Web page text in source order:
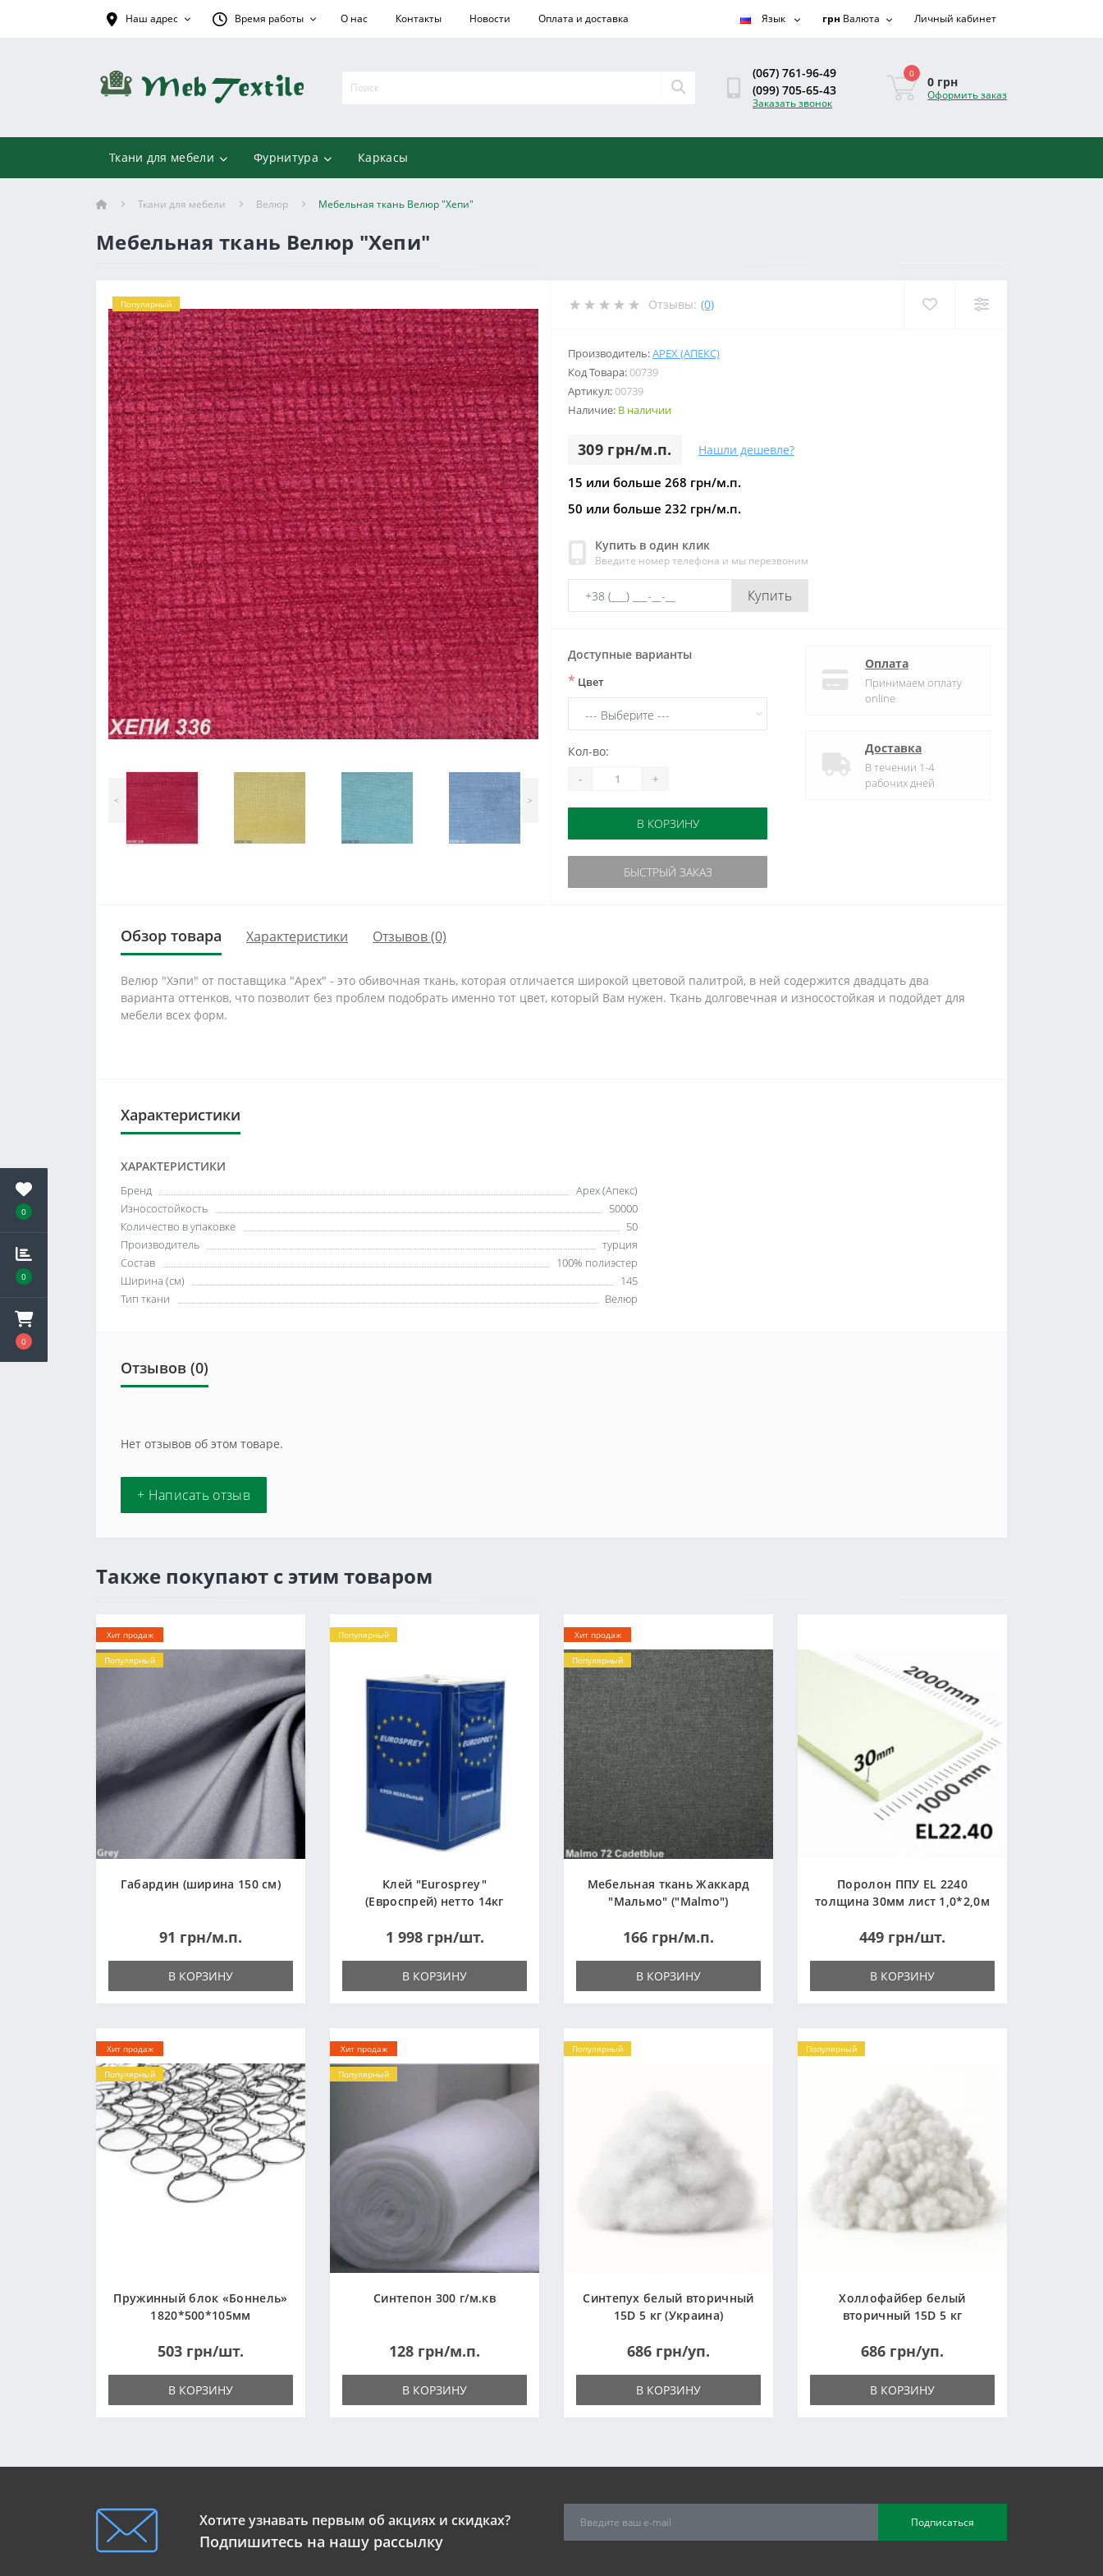
0
0
0
Наш адрес Время работы О нас Контакты Новости Оплата и доставка Язык грн Валюта Личный кабинет
(067) 761-96-49
(099) 705-65-43
Заказать звонок
0
0 грн
Оформить заказ
Ткани для мебели Фурнитура Каркасы
Ткани для мебели Велюр Мебельная ткань Велюр "Хепи"
Мебельная ткань Велюр "Хепи"
Популярный
< >
Отзывы: (0)
Производитель:APEX (АПЕКС)
Код Товара:00739
Артикул:00739
Наличие: В наличии
309 грн/м.п. Нашли дешевле?
15 или больше 268 грн/м.п.
50 или больше 232 грн/м.п.
Купить в один клик
Введите номер телефона и мы перезвоним
Купить
Доступные варианты
* Цвет
Кол-во:
- +
В КОРЗИНУ
БЫСТРЫЙ ЗАКАЗ
Оплата
Принимаем оплату
online
Доставка
В течении 1-4
рабочих дней
Обзор товара Характеристики Отзывов (0)
Велюр "Хэпи" от поставщика "Apex" - это обивочная ткань, которая отличается широкой цветовой палитрой, в ней содержится двадцать два
варианта оттенков, что позволит без проблем подобрать именно тот цвет, который Вам нужен. Ткань долговечная и износостойкая и подойдет для
мебели всех форм.
Характеристики
ХАРАКТЕРИСТИКИ
Бренд
Apex (Апекс)
Износостойкость
50000
Количество в упаковке
50
Производитель
турция
Состав
100% полиэстер
Ширина (см)
145
Тип ткани
Велюр
Отзывов (0)
Нет отзывов об этом товаре.
+ Написать отзыв
Также покупают с этим товаром
Хит продаж
Популярный
Габардин (ширина 150 см)
91 грн/м.п.
В КОРЗИНУ
Популярный
Клей "Eurosprey"
(Евроспрей) нетто 14кг
1 998 грн/шт.
В КОРЗИНУ
Хит продаж
Популярный
Мебельная ткань Жаккард
"Мальмо" ("Malmo")
166 грн/м.п.
В КОРЗИНУ
Поролон ППУ EL 2240
толщина 30мм лист 1,0*2,0м
449 грн/шт.
В КОРЗИНУ
Хит продаж
Популярный
Пружинный блок «Боннель»
1820*500*105мм
503 грн/шт.
В КОРЗИНУ
Хит продаж
Популярный
Синтепон 300 г/м.кв
128 грн/м.п.
В КОРЗИНУ
Популярный
Синтепух белый вторичный
15D 5 кг (Украина)
686 грн/уп.
В КОРЗИНУ
Популярный
Холлофайбер белый
вторичный 15D 5 кг
686 грн/уп.
В КОРЗИНУ
Хотите узнавать первым об акциях и скидках?
Подпишитесь на нашу рассылку
Подписаться